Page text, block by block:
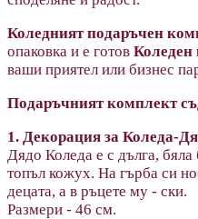
Коледният подаръчен
опаковка и е готов Коледен
ваши приятел или бизнес
Подаръчният комплект
1. Декорация за Коледа-
Дядо Коледа е с дълга,
топъл кожух. На гърба си
децата, а в ръцете му - ски.
Размери - 46 см.